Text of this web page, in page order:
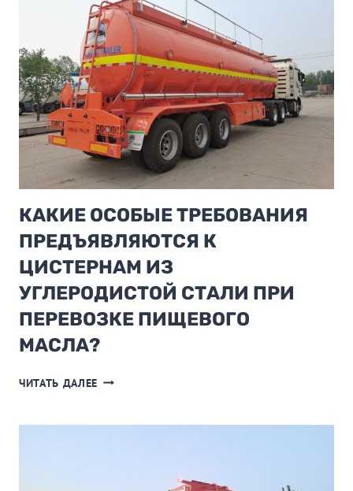
КАКИЕ ОСОБЫЕ ТРЕБОВАНИЯ
ПРЕДЪЯВЛЯЮТСЯ К
ЦИСТЕРНАМ ИЗ
УГЛЕРОДИСТОЙ СТАЛИ ПРИ
ПЕРЕВОЗКЕ ПИЩЕВОГО
МАСЛА?
ЧИТАТЬ ДАЛЕЕ КАКИЕ
ПРЕДЪЯВЛЯЮТСЯ